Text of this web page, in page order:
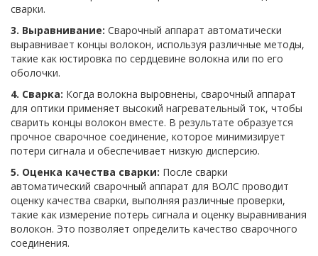
сварки.
3. Выравнивание: Сварочный аппарат автоматически
выравнивает концы волокон, используя различные методы,
такие как юстировка по сердцевине волокна или по его
оболочки.
4. Сварка: Когда волокна выровнены, сварочный аппарат
для оптики применяет высокий нагревательный ток, чтобы
сварить концы волокон вместе. В результате образуется
прочное сварочное соединение, которое минимизирует
потери сигнала и обеспечивает низкую дисперсию.
5. Оценка качества сварки: После сварки
автоматический сварочный аппарат для ВОЛС проводит
оценку качества сварки, выполняя различные проверки,
такие как измерение потерь сигнала и оценку выравнивания
волокон. Это позволяет определить качество сварочного
соединения.